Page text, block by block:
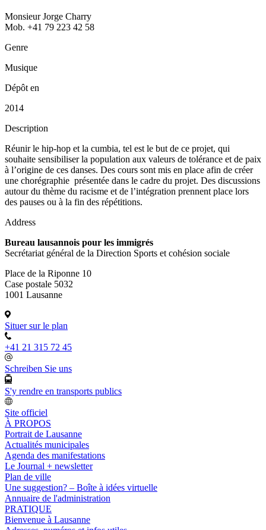
Monsieur Jorge Charry
Mob. +41 79 223 42 58
Genre
Musique
Dépôt en
2014
Description
Réunir le hip-hop et la cumbia, tel est le but de ce projet, qui
souhaite sensibiliser la population aux valeurs de tolérance et de paix
à l’origine de ces danses. Des cours sont mis en place afin de créer
une chorégraphie présentée dans le cadre du projet. Des discussions
autour du thème du racisme et de l’intégration prennent place lors
des pauses ou à la fin des répétitions.
Address
Bureau lausannois pour les immigrés
Secrétariat général de la Direction Sports et cohésion sociale
Place de la Riponne 10
Case postale 5032
1001 Lausanne
Situer sur le plan
+41 21 315 72 45
Schreiben Sie uns
S'y rendre en transports publics
Site officiel
À PROPOS
Portrait de Lausanne
Actualités municipales
Agenda des manifestations
Le Journal + newsletter
Plan de ville
Une suggestion? – Boîte à idées virtuelle
Annuaire de l'administration
PRATIQUE
Bienvenue à Lausanne